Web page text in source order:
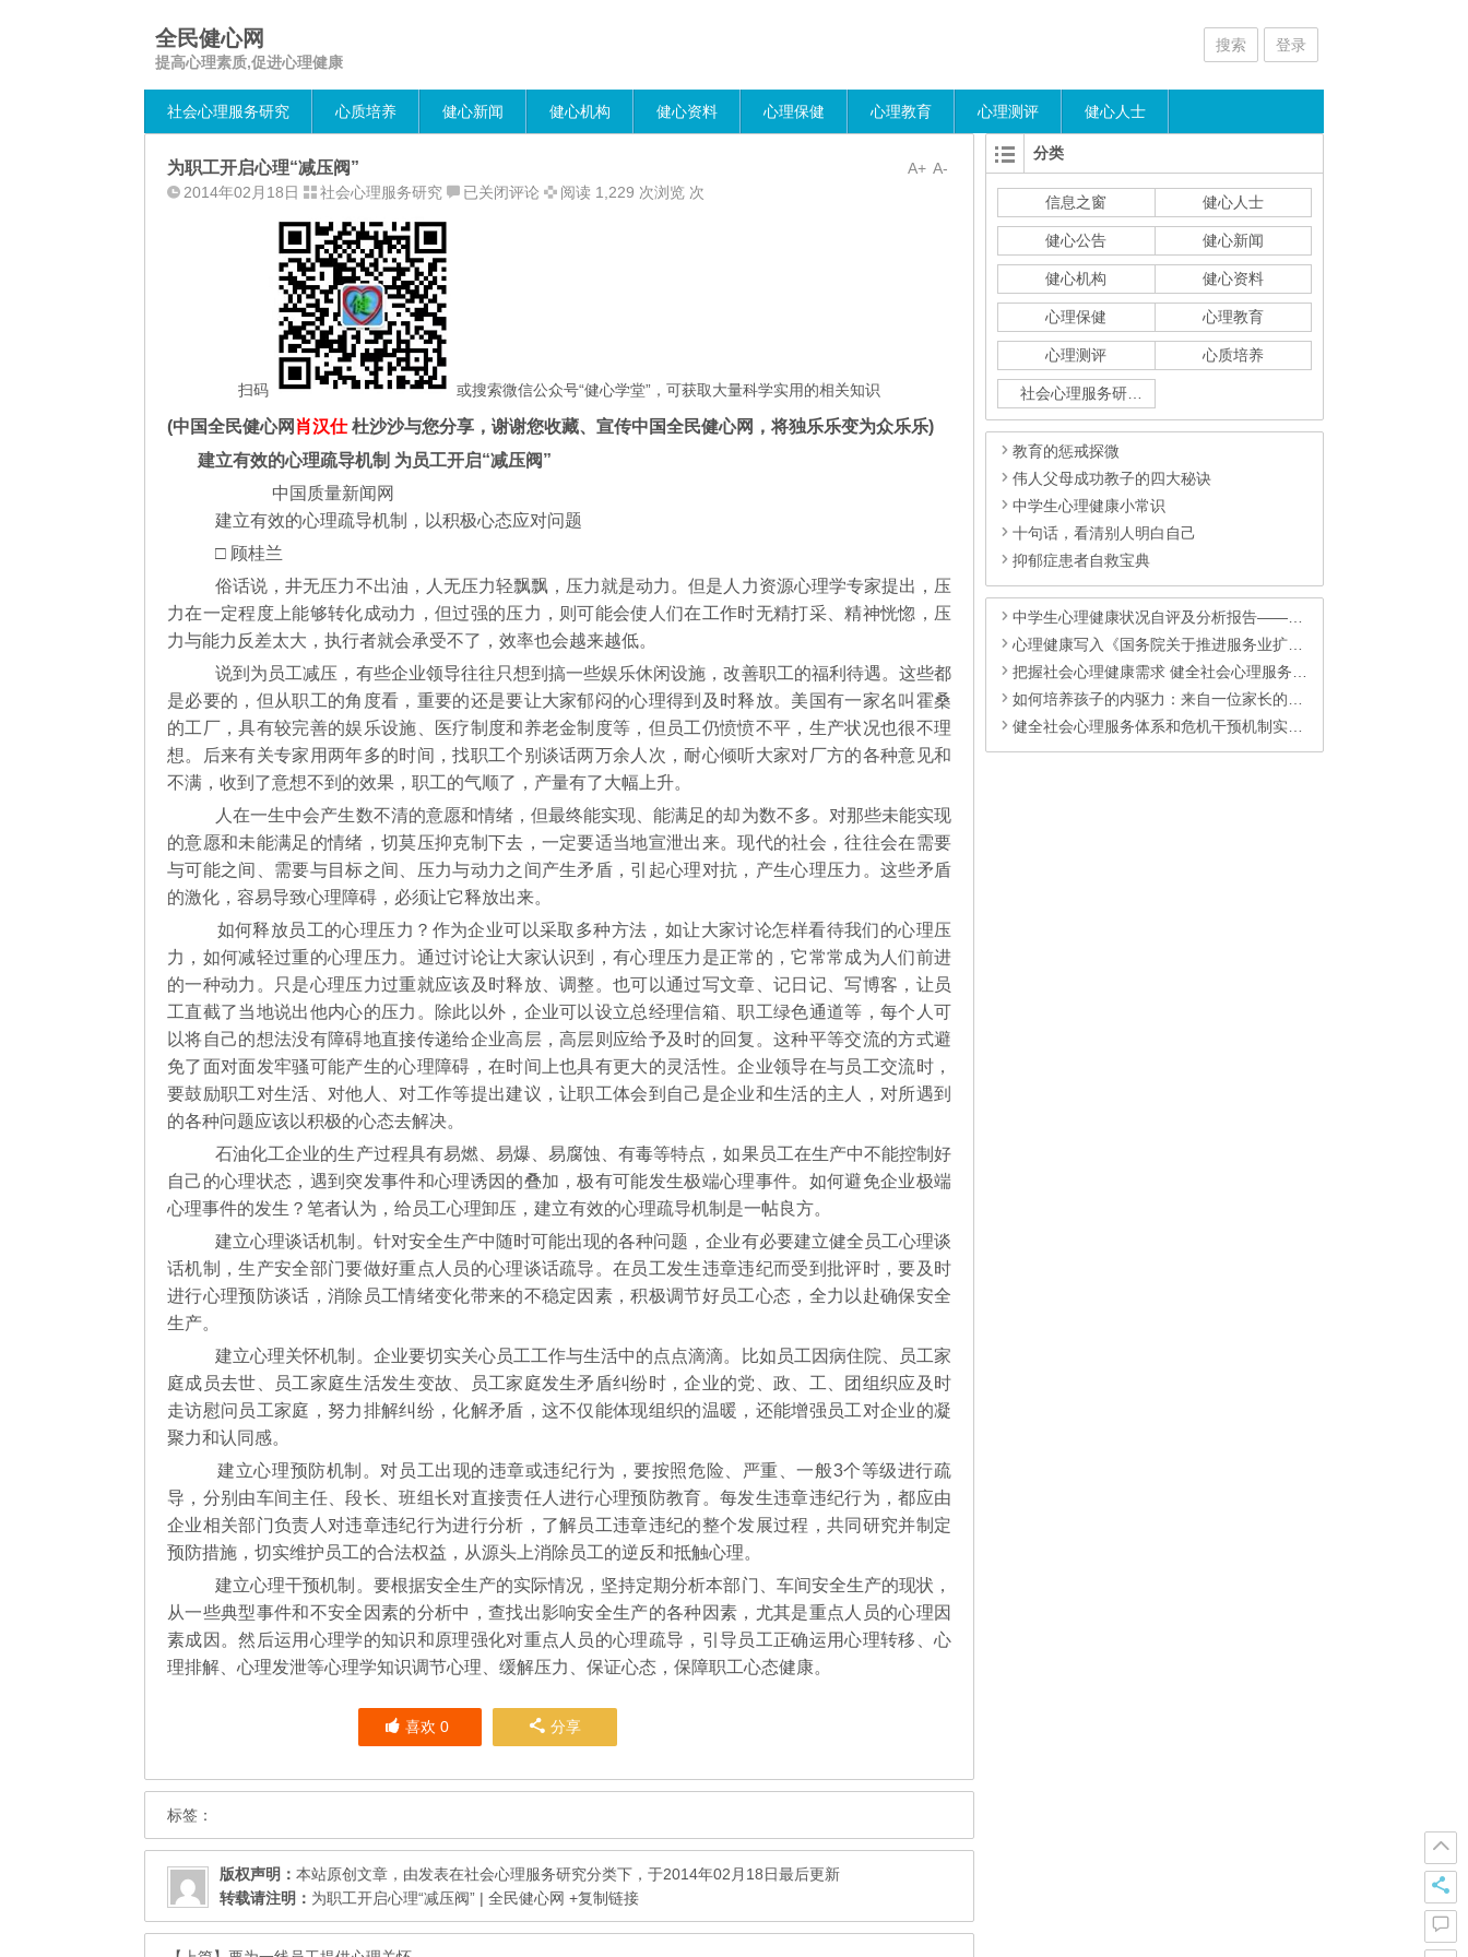
全民健心网
提高心理素质,促进心理健康
搜索 登录
社会心理服务研究 心质培养 健心新闻 健心机构 健心资料 心理保健 心理教育 心理测评 健心人士
A-
A+
为职工开启心理“减压阀”
2014年02月18日 社会心理服务研究
为
压
已关闭评论 阅读 1,229 次浏览 次
扫码 或搜索微信公众号“健心学堂”，可获取大量科学实用的相关知识
(中国全民健心网 肖汉仕杜沙沙与您分享，谢谢您收藏、宣传中国全民健心网，将独乐乐变为众乐乐)
建立有效的心理疏导机制 为员工开启“减压阀”
中国质量新闻网
建立有效的心理疏导机制，以积极心态应对问题
□ 顾桂兰
俗话说，井无压力不出油，人无压力轻飘飘，压力就是动力。但是人力资源心理学专家提出，压
力在一定程度上能够转化成动力，但过强的压力，则可能会使人们在工作时无精打采、精神恍惚，压
力与能力反差太大，执行者就会承受不了，效率也会越来越低。
说到为员工减压，有些企业领导往往只想到搞一些娱乐休闲设施，改善职工的福利待遇。这些都
是必要的，但从职工的角度看，重要的还是要让大家郁闷的心理得到及时释放。美国有一家名叫霍桑
的工厂，具有较完善的娱乐设施、医疗制度和养老金制度等，但员工仍愤愤不平，生产状况也很不理
想。后来有关专家用两年多的时间，找职工个别谈话两万余人次，耐心倾听大家对厂方的各种意见和
不满，收到了意想不到的效果，职工的气顺了，产量有了大幅上升。
人在一生中会产生数不清的意愿和情绪，但最终能实现、能满足的却为数不多。对那些未能实现
的意愿和未能满足的情绪，切莫压抑克制下去，一定要适当地宣泄出来。现代的社会，往往会在需要
与可能之间、需要与目标之间、压力与动力之间产生矛盾，引起心理对抗，产生心理压力。这些矛盾
的激化，容易导致心理障碍，必须让它释放出来。
如何释放员工的心理压力？作为企业可以采取多种方法，如让大家讨论怎样看待我们的心理压
力，如何减轻过重的心理压力。通过讨论让大家认识到，有心理压力是正常的，它常常成为人们前进
的一种动力。只是心理压力过重就应该及时释放、调整。也可以通过写文章、记日记、写博客，让员
工直截了当地说出他内心的压力。除此以外，企业可以设立总经理信箱、职工绿色通道等，每个人可
以将自己的想法没有障碍地直接传递给企业高层，高层则应给予及时的回复。这种平等交流的方式避
免了面对面发牢骚可能产生的心理障碍，在时间上也具有更大的灵活性。企业领导在与员工交流时，
要鼓励职工对生活、对他人、对工作等提出建议，让职工体会到自己是企业和生活的主人，对所遇到
的各种问题应该以积极的心态去解决。
石油化工企业的生产过程具有易燃、易爆、易腐蚀、有毒等特点，如果员工在生产中不能控制好
自己的心理状态，遇到突发事件和心理诱因的叠加，极有可能发生极端心理事件。如何避免企业极端
心理事件的发生？笔者认为，给员工心理卸压，建立有效的心理疏导机制是一帖良方。
建立心理谈话机制。针对安全生产中随时可能出现的各种问题，企业有必要建立健全员工心理谈
话机制，生产安全部门要做好重点人员的心理谈话疏导。在员工发生违章违纪而受到批评时，要及时
进行心理预防谈话，消除员工情绪变化带来的不稳定因素，积极调节好员工心态，全力以赴确保安全
生产。
建立心理关怀机制。企业要切实关心员工工作与生活中的点点滴滴。比如员工因病住院、员工家
庭成员去世、员工家庭生活发生变故、员工家庭发生矛盾纠纷时，企业的党、政、工、团组织应及时
走访慰问员工家庭，努力排解纠纷，化解矛盾，这不仅能体现组织的温暖，还能增强员工对企业的凝
聚力和认同感。
建立心理预防机制。对员工出现的违章或违纪行为，要按照危险、严重、一般3个等级进行疏
导，分别由车间主任、段长、班组长对直接责任人进行心理预防教育。每发生违章违纪行为，都应由
企业相关部门负责人对违章违纪行为进行分析，了解员工违章违纪的整个发展过程，共同研究并制定
预防措施，切实维护员工的合法权益，从源头上消除员工的逆反和抵触心理。
建立心理干预机制。要根据安全生产的实际情况，坚持定期分析本部门、车间安全生产的现状，
从一些典型事件和不安全因素的分析中，查找出影响安全生产的各种因素，尤其是重点人员的心理因
素成因。然后运用心理学的知识和原理强化对重点人员的心理疏导，引导员工正确运用心理转移、心
理排解、心理发泄等心理学知识调节心理、缓解压力、保证心态，保障职工心态健康。
喜欢0 分享
标签：
版权声明： 本站原创文章，由发表在社会心理服务研究分类下，于2014年02月18日最后更新
转载请注明： 为职工开启心理“减压阀” | 全民健心网 +复制链接
分类
信息之窗 健心人士
健心公告 健心新闻
健心机构 健心资料
心理保健 心理教育
心理测评 心质培养
教育的惩戒探微
伟人父母成功教子的四大秘诀
中学生心理健康小常识
十句话，看清别人明白自己
抑郁症患者自救宝典
中学生心理健康状况自评及分析报告——来自鼎兴高级中学
心理健康写入《国务院关于推进服务业扩能提质的意见》的重大意义
把握社会心理健康需求 健全社会心理服务体系
如何培养孩子的内驱力：来自一位家长的经验
健全社会心理服务体系和危机干预机制实施方案